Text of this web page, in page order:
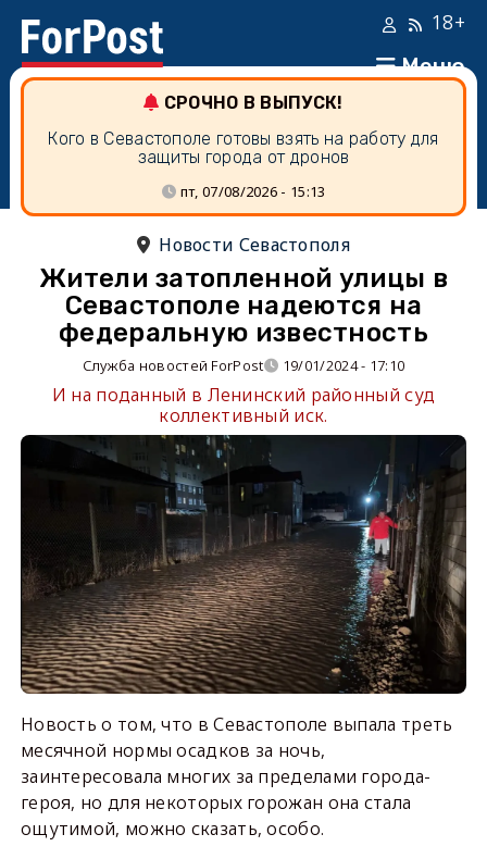
Меню
18+
СРОЧНО В ВЫПУСК!
Кого в Севастополе готовы взять на работу для
защиты города от дронов
пт, 07/08/2026 - 15:13
Новости Севастополя
Жители затопленной улицы в
Севастополе надеются на
федеральную известность
Служба новостей ForPost 19/01/2024 - 17:10
И на поданный в Ленинский районный суд
коллективный иск.
Новость о том, что в Севастополе выпала треть
месячной нормы осадков за ночь,
заинтересовала многих за пределами города-
героя, но для некоторых горожан она стала
ощутимой, можно сказать, особо.